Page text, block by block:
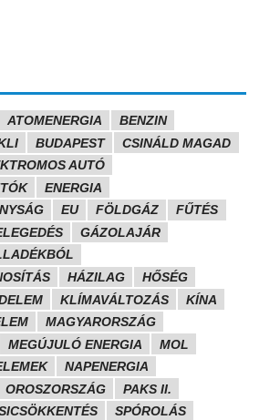
ATOMENERGIA
BENZIN
BUDAPEST
CSINÁLD MAGAD
AUTÓ
ENERGIA
EU FÖLDGÁZ
FŰTÉS
GÁZOLAJÁR
HÁZILAG
HŐSÉG
KLÍMAVÁLTOZÁS
KÍNA
MAGYARORSZÁG
MEGÚJULÓ ENERGIA
MOL
NAPENERGIA
OROSZORSZÁG
PAKS II.
SPÓROLÁS